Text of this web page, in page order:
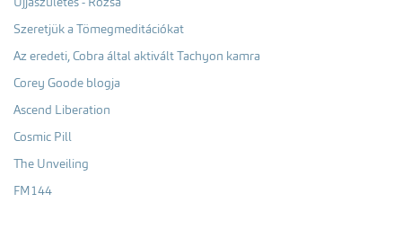
Újjászületés - Rózsa
Szeretjük a Tömegmeditációkat
Az eredeti, Cobra által aktivált Tachyon kamra
Corey Goode blogja
Ascend Liberation
Cosmic Pill
The Unveiling
FM144